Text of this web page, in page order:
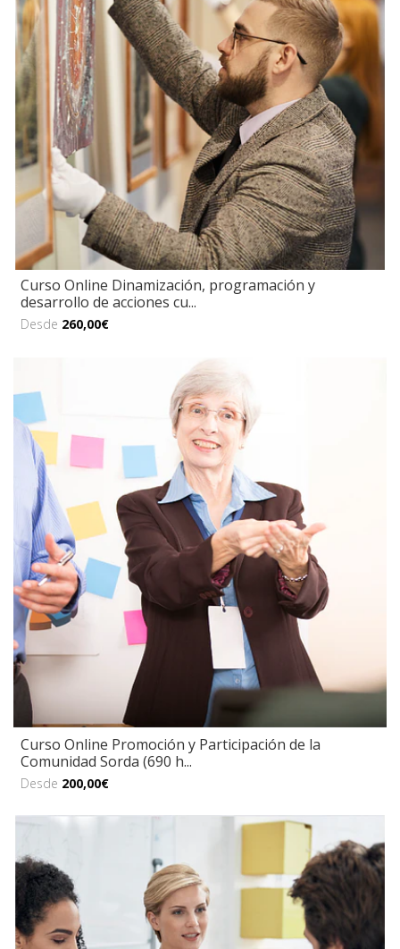
Curso Online Dinamización, programación y
desarrollo de acciones cu...
Desde 260,00€
Curso Online Promoción y Participación de la
Comunidad Sorda (690 h...
Desde 200,00€